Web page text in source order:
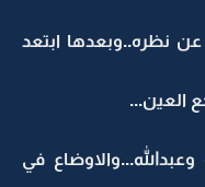
نظره..وبعدها ابتعد
العين...
في